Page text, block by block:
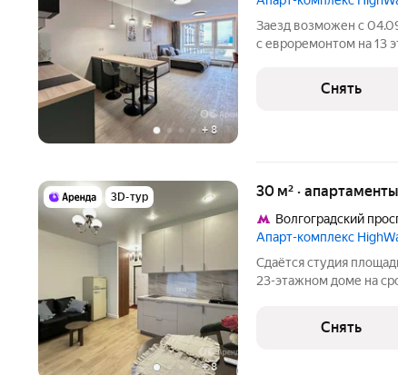
+ 8
Заезд возможен с
с евроремонтом на 13
Снять
3D-тур
+8
30 м² ·
Волгоградский
Апарт-комплекс
Сдаётся студия
23-этажном доме на
консьерж. В подъезде
Снять